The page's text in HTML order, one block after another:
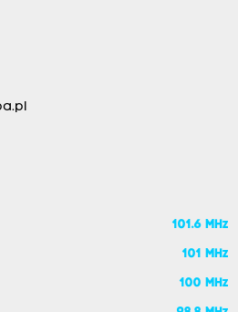
101.6 MHz
101 MHz
100 MHz